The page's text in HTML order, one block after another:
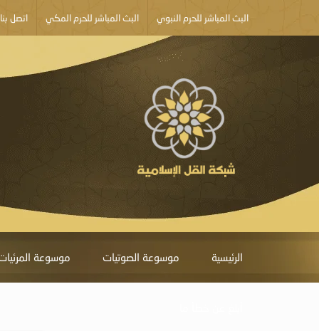
البث المباشر للحرم النبوي البث المباشر للحرم المكي اتصل بنا
الرئيسية موسوعة الصوتيات موسوعة